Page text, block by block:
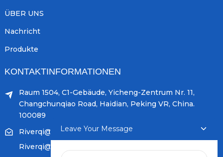
ÜBER UNS
Nachricht
Produkte
KONTAKTINFORMATIONEN
Raum 1504, C1-Gebäude, Yicheng-Zentrum Nr. 11,
Changchunqiao Road, Haidian, Peking VR, China.
100089
Riverqi@weldingwiremachine.com
Riverqi@vip.126.com
Leave Your Message